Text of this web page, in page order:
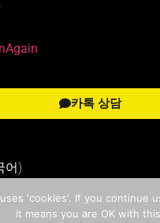
카톡 상담
어)
'cookies'. If you continue
it means you are OK with